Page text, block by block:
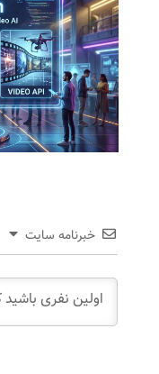
خبرنامه سایت